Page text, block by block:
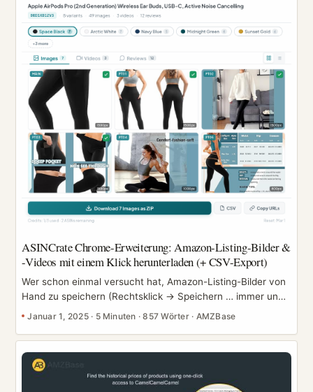
nach dem anderen ineffizient und auf Dauer nicht tragbar.
In diesem Leitfaden erfährst du, wie du Amazon-
Produktbilder im Stapel herunterlädst, vergleichst
verschiedene Methoden und entdeckst die praktischste
Lösung, die professionelle Amazon-Verkäufer nutzen. ...
ASINCrate Chrome-Erweiterung: Amazon-Listing-Bilder &
-Videos mit einem Klick herunterladen (+ CSV-Export)
Wer schon einmal versucht hat, Amazon-Listing-Bilder von
Hand zu speichern (Rechtsklick → Speichern … immer und
immer wieder), kennt den Schmerz: Varianten
„genau die Assets, die wir verwendet haben“ mit dem
Designer oder Teamkollegen zu teilen, wird zum echten
Zeitfresser. ASINCrate (früher bekannt als Amazon Image
Downloader) ist eine Chrome-Erweiterung, die diesen
Januar 1, 2025· 5 Minuten ·857 Wörter· AMZBase